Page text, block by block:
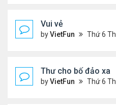
Vui vẻ
byVietFun Thứ 6 Tháng 11 05, 2021 3:07 pm
Thư cho bố đảo xa
byVietFun Thứ 6 Tháng 11 05, 2021 3:06 pm